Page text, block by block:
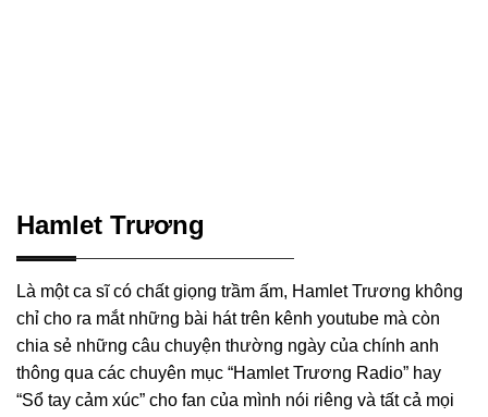
Hamlet Trương
Là một ca sĩ có chất giọng trầm ấm, Hamlet Trương không
chỉ cho ra mắt những bài hát trên kênh youtube mà còn
chia sẻ những câu chuyện thường ngày của chính anh
thông qua các chuyên mục “Hamlet Trương Radio” hay
“Sổ tay cảm xúc” cho fan của mình nói riêng và tất cả mọi